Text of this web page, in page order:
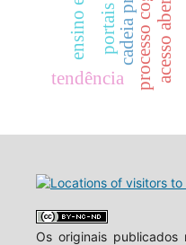
tendência acesso aberto
Os originais publicados